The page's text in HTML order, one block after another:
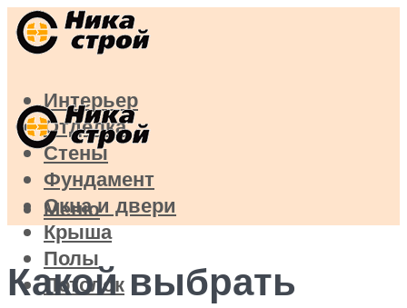
Интерьер
Отделка
Стены
Фундамент
Окна и двери
Крыша
Полы
Потолок
Меню
Какой выбрать